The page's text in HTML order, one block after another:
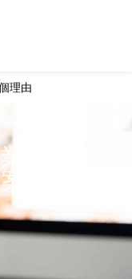
理由
的呼叫